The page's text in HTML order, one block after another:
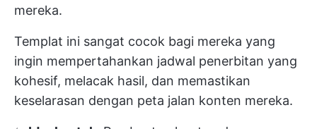
mereka.
Templat ini sangat cocok bagi mereka yang
ingin mempertahankan jadwal penerbitan yang
kohesif, melacak hasil, dan memastikan
keselarasan dengan peta jalan konten mereka.